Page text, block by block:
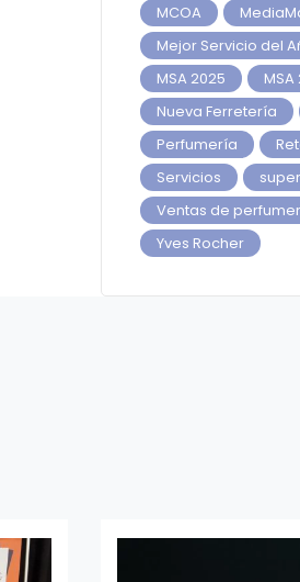
MCOA
Mejor Servicio del
MSA 2025
MSA
Nueva Ferretería
Perfumería
Servicios
Ventas de
Yves Rocher